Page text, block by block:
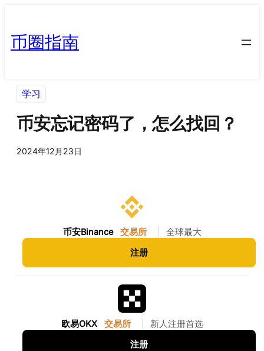
币圈指南
学习
币安忘记密码了，怎么找回？
2024年12月23日
币安Binance 交易所 全球最大
注册
欧易OKX 交易所 新人注册首选
注册